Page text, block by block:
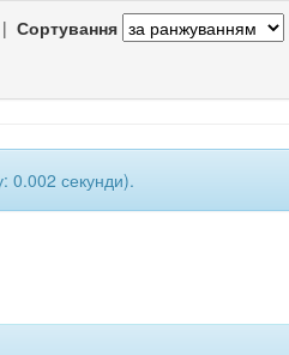
| Сортування
0.002 секунди).